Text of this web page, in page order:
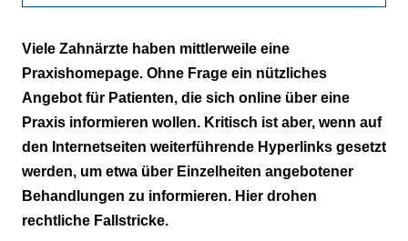
Webseiten
ist,
ob
man
sich
den
Inhalt
des
Wofür der Zahnarzt haftet
Wie man Abmahnungen begegnet
Viele Zahnärzte haben mittlerweile eine
Praxishomepage. Ohne Frage ein nützliches
Angebot für Patienten, die sich online über eine
Praxis informieren wollen. Kritisch ist aber, wenn auf
den Internetseiten weiterführende Hyperlinks gesetzt
werden, um etwa über Einzelheiten angebotener
Behandlungen zu informieren. Hier drohen
rechtliche Fallstricke.